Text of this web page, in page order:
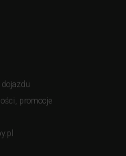
promocje